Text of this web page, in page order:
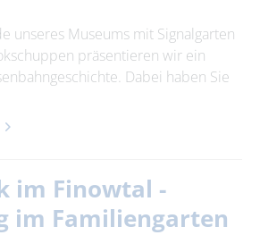
unseres Museums mit Signalgarten
präsentieren wir ein
Dabei haben Sie
im Finowtal -
im Familiengarten